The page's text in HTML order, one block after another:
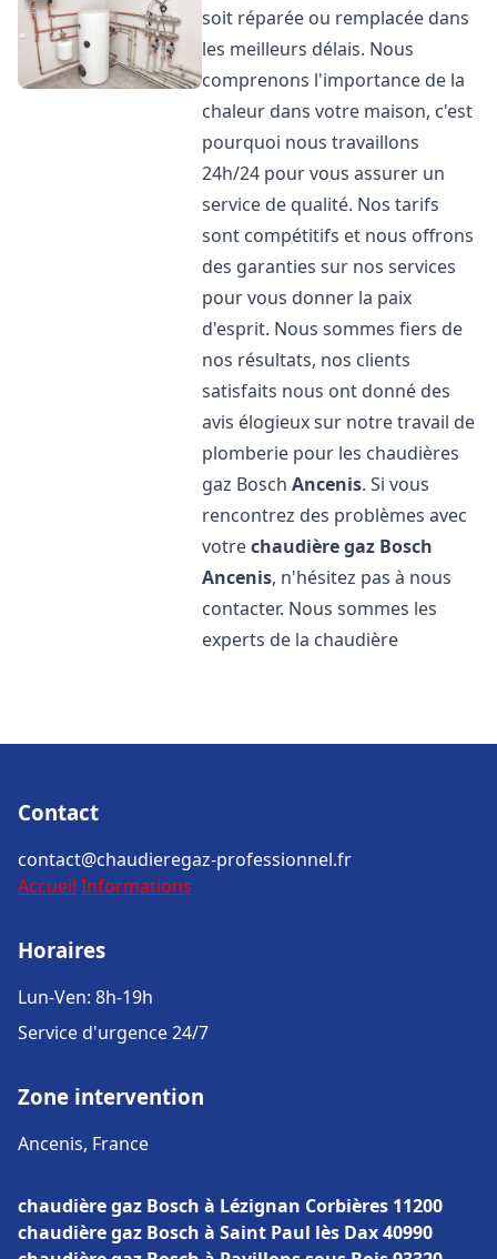
soit réparée ou remplacée dans
les meilleurs délais. Nous
comprenons l'importance de la
chaleur dans votre maison, c'est
pourquoi nous travaillons
24h/24 pour vous assurer un
service de qualité. Nos tarifs
sont compétitifs et nous offrons
des garanties sur nos services
pour vous donner la paix
d'esprit. Nous sommes fiers de
nos résultats, nos clients
satisfaits nous ont donné des
avis élogieux sur notre travail de
plomberie pour les chaudières
gaz BoschAncenis. Si vous
rencontrez des problèmes avec
votrechaudière gaz Bosch
Ancenis, n'hésitez pas à nous
contacter. Nous sommes les
experts de la chaudière
Contact
contact@chaudieregaz-professionnel.fr
Accueil Informations
Horaires
Lun-Ven: 8h-19h
Service d'urgence 24/7
Zone intervention
Ancenis, France
chaudière gaz Bosch à Lézignan Corbières 11200
chaudière gaz Bosch à Saint Paul lès Dax 40990